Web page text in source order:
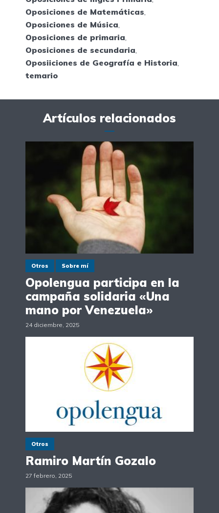
Oposiciones de Matemáticas,
Oposiciones de Música,
Oposiciones de primaria,
Oposiciones de secundaria,
Oposiiciones de Geografía e Historia,
temario
Artículos relacionados
Otros Sobre mí
Opolengua participa en la
campaña solidaria «Una
mano por Venezuela»
24 diciembre, 2025
Otros
Ramiro Martín Gozalo
27 febrero, 2025